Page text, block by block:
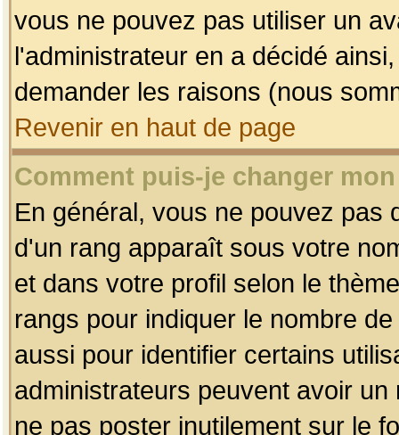
vous ne pouvez pas utiliser un
l'administrateur en a décidé
demander les raisons (nous
Revenir en haut de page
Comment puis-je changer
En général, vous ne pouvez pas
d'un rang apparaît sous votre
et dans votre profil selon le
rangs pour indiquer le nombre
aussi pour identifier certains
administrateurs peuvent avoir
ne pas poster inutilement sur le